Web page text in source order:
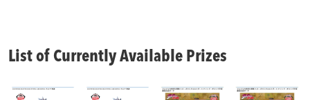
List of Currently Available Prizes